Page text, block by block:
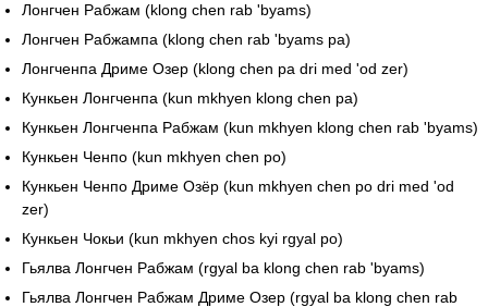
Лонгчен Рабжам (klong chen rab 'byams)
Лонгчен Рабжампа (klong chen rab 'byams pa)
Лонгченпа Дриме Озер (klong chen pa dri med 'od zer)
Кункьен Лонгченпа (kun mkhyen klong chen pa)
Кункьен Лонгченпа Рабжам (kun mkhyen klong chen rab 'byams)
Кункьен Ченпо (kun mkhyen chen po)
Кункьен Ченпо Дриме Озёр (kun mkhyen chen po dri med 'od
zer)
Кункьен Чокьи (kun mkhyen chos kyi rgyal po)
Гьялва Лонгчен Рабжам (rgyal ba klong chen rab 'byams)
Гьялва Лонгчен Рабжам Дриме Озер (rgyal ba klong chen rab